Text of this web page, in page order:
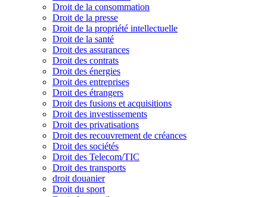
Droit de la consommation
Droit de la presse
Droit de la propriété intellectuelle
Droit de la santé
Droit des assurances
Droit des contrats
Droit des énergies
Droit des entreprises
Droit des étrangers
Droit des fusions et acquisitions
Droit des investissements
Droit des privatisations
Droit des recouvrement de créances
Droit des sociétés
Droit des Telecom/TIC
Droit des transports
droit douanier
Droit du sport